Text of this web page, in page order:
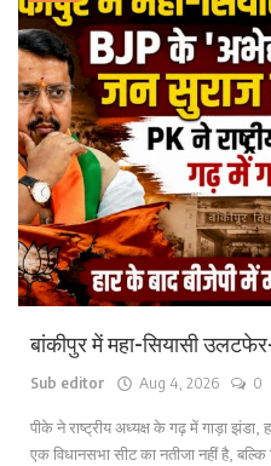
बांकीपुर में महा-सियासी
Sub editor Aug 4, 2026 0
पीके ने राष्ट्रीय अध्यक्ष के गढ़ में गाड़ा
एक विधानसभा सीट का नतीजा नहीं है, बल्कि